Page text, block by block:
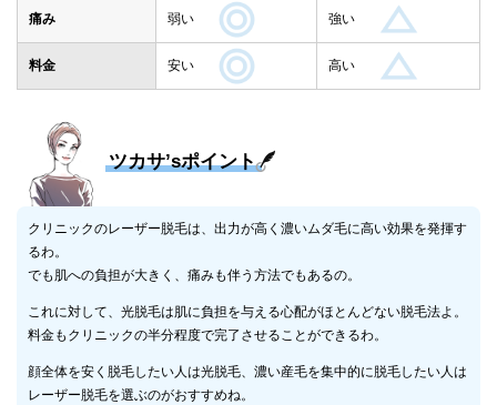
痛み 弱い 強い
料金 安い 高い
ツカサ’sポイント
クリニックのレーザー脱毛は、出力が高く濃いムダ毛に高い効果を発揮す
るわ。
でも肌への負担が大きく、痛みも伴う方法でもあるの。
これに対して、光脱毛は肌に負担を与える心配がほとんどない脱毛法よ。
料金もクリニックの半分程度で完了させることができるわ。
顔全体を安く脱毛したい人は光脱毛、濃い産毛を集中的に脱毛したい人は
レーザー脱毛を選ぶのがおすすめね。